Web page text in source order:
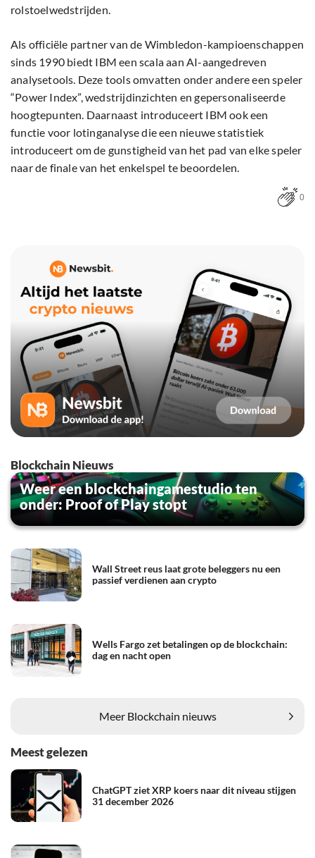
rolstoelwedstrijden.
Als officiële partner van de Wimbledon-kampioenschappen
sinds 1990 biedt IBM een scala aan AI-aangedreven
analysetools. Deze tools omvatten onder andere een speler
“Power Index”, wedstrijdinzichten en gepersonaliseerde
hoogtepunten. Daarnaast introduceert IBM ook een
functie voor lotinganalyse die een nieuwe statistiek
introduceert om de gunstigheid van het pad van elke speler
naar de finale van het enkelspel te beoordelen.
0
Blockchain Nieuws
Weer een blockchaingamestudio ten
onder: Proof of Play stopt
Wall Street reus laat grote beleggers nu een
passief verdienen aan crypto
Wells Fargo zet betalingen op de blockchain:
dag en nacht open
Meer Blockchain nieuws
Meest gelezen
ChatGPT ziet XRP koers naar dit niveau stijgen
31 december 2026